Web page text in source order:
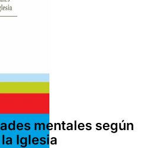
mentales según
Iglesia